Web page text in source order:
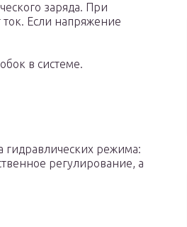
заряда. При
ток. Если напряжение
в системе.
гидравлических режима:
регулирование, а